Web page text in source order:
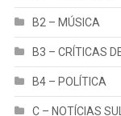
B2 – MÚSICA
B3 – CRÍTICAS
B4 – POLÍTICA
C – NOTÍCIAS